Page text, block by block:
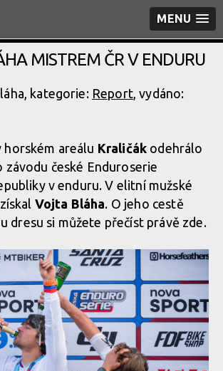
MENU
MISTREM ČR V ENDURU
kategorie: Report, vydáno:
horském areálu Kraličák odehrálo
závodu české Enduroserie
v enduru. V elitní mužské
Vojta Bláha. O jeho cestě
dresu si můžete přečíst právě zde.